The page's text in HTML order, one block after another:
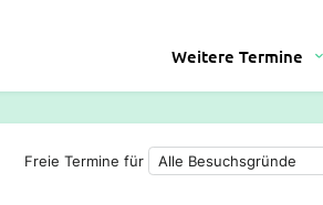
Weitere Termine
Freie Termine für